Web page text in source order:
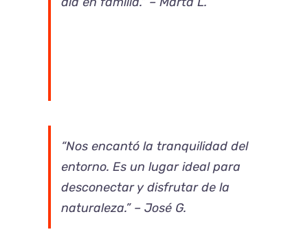
“Nos encantó la tranquilidad del
entorno. Es un lugar ideal para
desconectar y disfrutar de la
naturaleza.” – José G.